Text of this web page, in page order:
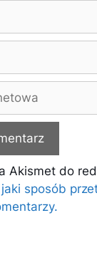
Akismet do
sposób